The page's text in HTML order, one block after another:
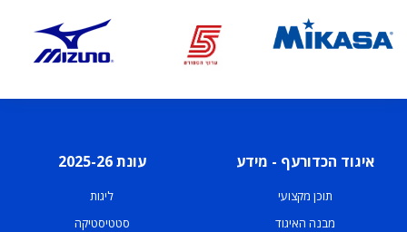
איגוד הכדורעף - מידע
תוכן מקצועי
מבנה האיגוד
עונת 2025-26
ליגות
סטטיסטיקה